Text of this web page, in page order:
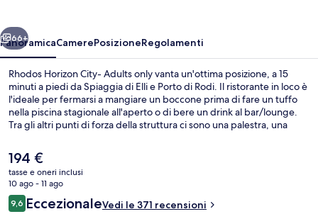
Avanti
66+
PanoramicaCamerePosizioneRegolamenti
Rhodos Horizon City- Adults only vanta un'ottima posizione, a 15
minuti a piedi da Spiaggia di Elli e Porto di Rodi. Il ristorante in loco è
l'ideale per fermarsi a mangiare un boccone prima di fare un tuffo
nella piscina stagionale all'aperto o di bere un drink al bar/lounge.
Tra gli altri punti di forza della struttura ci sono una palestra, una
gentile della struttura.
Il
prezzo
attuale
è
194 €
194 €
tasse e oneri inclusi
10 ago - 11 ago
Recensioni
9,69,6 su 10
EccezionaleVedi le 371 recensioni